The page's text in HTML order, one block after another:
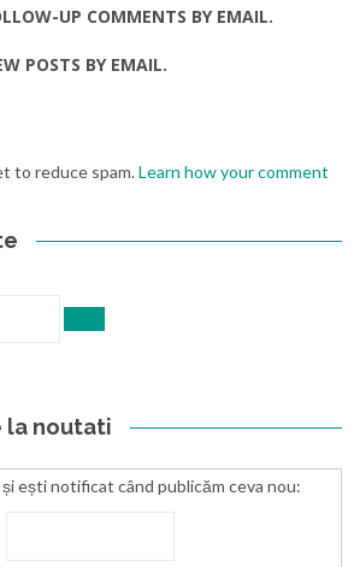
UP COMMENTS BY EMAIL.
POSTS BY EMAIL.
to reduce spam.Learn how your comment
la noutati
ești notificat când publicăm ceva nou: